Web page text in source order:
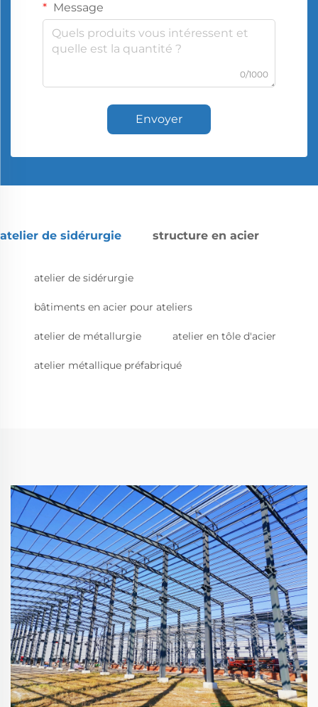
Message
0/1000
Envoyer
atelier de sidérurgie structure en acier
atelier de sidérurgie
bâtiments en acier pour ateliers
atelier de métallurgie atelier en tôle d'acier
atelier métallique préfabriqué